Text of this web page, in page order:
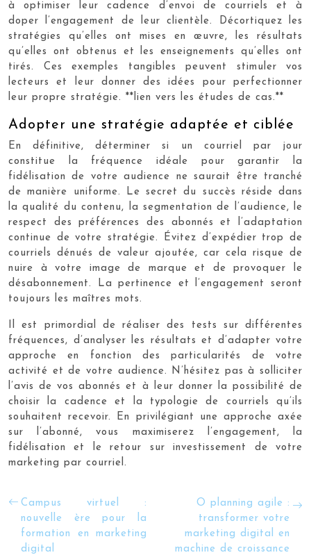
à optimiser leur cadence d’envoi de courriels et à
doper l’engagement de leur clientèle. Décortiquez les
stratégies qu’elles ont mises en œuvre, les résultats
qu’elles ont obtenus et les enseignements qu’elles ont
tirés. Ces exemples tangibles peuvent stimuler vos
lecteurs et leur donner des idées pour perfectionner
leur propre stratégie. **lien vers les études de cas.**
Adopter une stratégie adaptée et ciblée
En définitive, déterminer si un courriel par jour
constitue la fréquence idéale pour garantir la
fidélisation de votre audience ne saurait être tranché
de manière uniforme. Le secret du succès réside dans
la qualité du contenu, la segmentation de l’audience, le
respect des préférences des abonnés et l’adaptation
continue de votre stratégie. Évitez d’expédier trop de
courriels dénués de valeur ajoutée, car cela risque de
nuire à votre image de marque et de provoquer le
désabonnement. La pertinence et l’engagement seront
toujours les maîtres mots.
Il est primordial de réaliser des tests sur différentes
fréquences, d’analyser les résultats et d’adapter votre
approche en fonction des particularités de votre
activité et de votre audience. N’hésitez pas à solliciter
l’avis de vos abonnés et à leur donner la possibilité de
choisir la cadence et la typologie de courriels qu’ils
souhaitent recevoir. En privilégiant une approche axée
sur l’abonné, vous maximiserez l’engagement, la
fidélisation et le retour sur investissement de votre
marketing par courriel.
Campus virtuel :
nouvelle ère pour la
formation en marketing
digital
O planning agile :
transformer votre
marketing digital en
machine de croissance